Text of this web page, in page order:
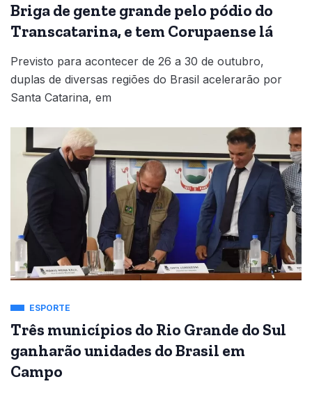
Briga de gente grande pelo pódio do
Transcatarina, e tem Corupaense lá
Previsto para acontecer de 26 a 30 de outubro,
duplas de diversas regiões do Brasil acelerarão por
Santa Catarina, em
ESPORTE
Três municípios do Rio Grande do Sul
ganharão unidades do Brasil em
Campo